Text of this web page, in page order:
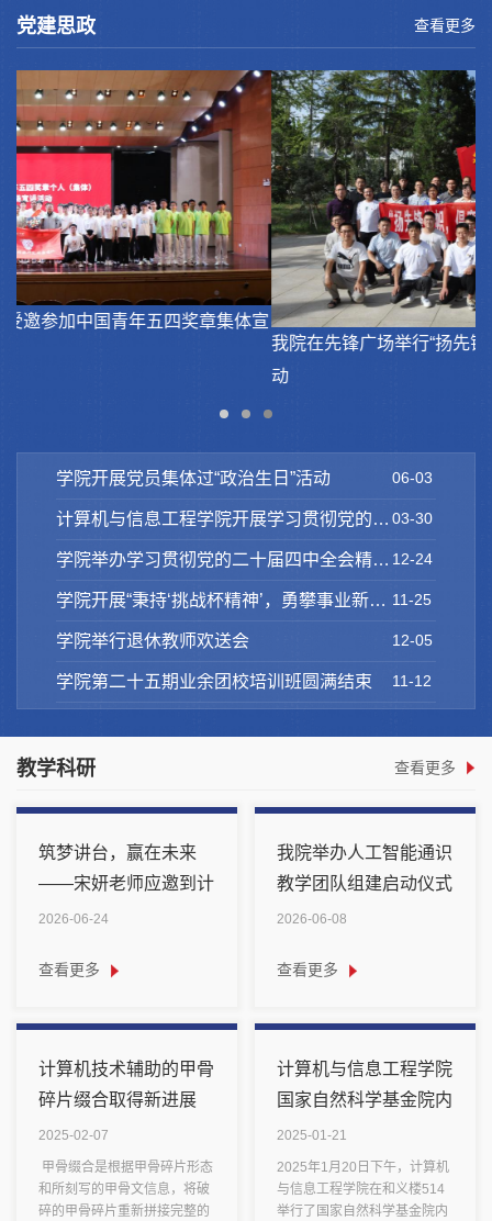
党建思政 查看更多
我院在先锋广场举行“扬先锋旗帜，倡廉洁清风”主题党日活
学院开展党员集体过“政治生日”活动 06-03
计算机与信息工程学院开展学习贯彻党的二十届四中全会精神专题培训班 03-30
学院举办学习贯彻党的二十届四中全会精神宣讲会​ 12-24
学院开展“秉持‘挑战杯精神’，勇攀事业新高峰”主题党日活动 11-25
学院举行退休教师欢送会 12-05
学院第二十五期业余团校培训班圆满结束 11-12
教学科研 查看更多
筑梦讲台，赢在未来
——宋妍老师应邀到计
算机与信息工程学院开
2026-06-24
查看更多
我院举办人工智能通识
教学团队组建启动仪式
暨专题培训会
2026-06-08
查看更多
计算机技术辅助的甲骨
碎片缀合取得新进展
2025-02-07
甲骨缀合是根据甲骨碎片形态
和所刻写的甲骨文信息，将破
碎的甲骨碎片重新拼接完整的
计算机与信息工程学院
国家自然科学基金院内
论证会
2025-01-21
2025年1月20日下午，计算机
与信息工程学院在和义楼514
举行了国家自然科学基金院内